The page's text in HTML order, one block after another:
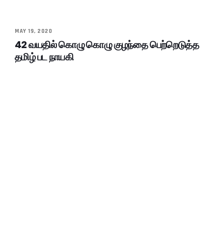
MAY 19, 2020
42 வயதில் கொழு கொழு குழந்தை பெற்றெடுத்த
தமிழ் பட நாயகி